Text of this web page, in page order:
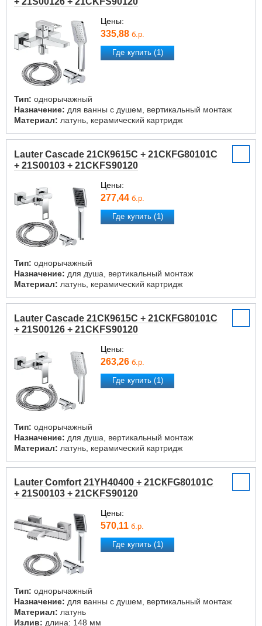
Цены:
335,88 б.р.
Где купить (1)
Тип: однорычажный
Назначение: для ванны с душем, вертикальный монтаж
Материал: латунь, керамический картридж
Lauter Cascade 21СК9615C + 21СКFG80101C
+ 21S00103 + 21CKFS90120
Цены:
277,44 б.р.
Где купить (1)
Тип: однорычажный
Назначение: для душа, вертикальный монтаж
Материал: латунь, керамический картридж
Lauter Cascade 21СК9615C + 21СКFG80101C
+ 21S00126 + 21CKFS90120
Цены:
263,26 б.р.
Где купить (1)
Тип: однорычажный
Назначение: для душа, вертикальный монтаж
Материал: латунь, керамический картридж
Lauter Comfort 21YH40400 + 21СКFG80101C
+ 21S00103 + 21CKFS90120
Цены:
570,11 б.р.
Где купить (1)
Тип: однорычажный
Назначение: для ванны с душем, вертикальный монтаж
Материал: латунь
Излив: длина: 148 мм